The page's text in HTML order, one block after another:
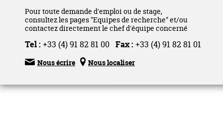
Pour toute demande d'emploi ou de stage,
consultez les pages "Equipes de recherche" et/ou
contactez directement le chef d'équipe concerné
Tel : +33 (4) 91 82 81 00 Fax : +33 (4) 91 82 81 01
 Nous écrire  Nous localiser